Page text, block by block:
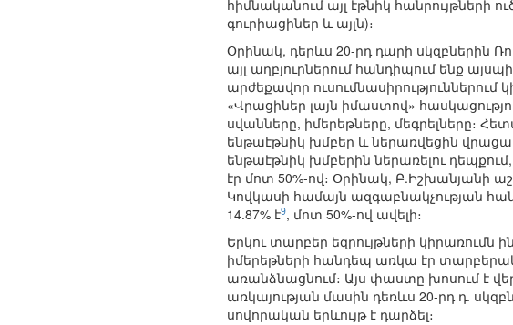
հիմնականում այլ էթնիկ
գուրիացիներ և այլն)։
Օրինակ, դերևս 20-րդ դարի սկզբներին
այլ աղբյուրներում հանդիպում ենք
արժեքավոր ուսումնասիրություններում
«Վրացիներ լայն իմաստով»
սվանները, իմերեթները, մեգրելները։
ենթաէթնիկ խմբեր և ներառվեցին
ենթաէթնիկ խմբերին ներառելու
էր մոտ 50%-ով։ Օրինակ, Բ.Իշխանյանի
Կովկասի համայն ազգաբնակչության
14.87% է9, մոտ 50%-ով ավելի։
Երկու տարբեր եզրույթների կիրառումն
իմերեթների հանդեպ առկա էր
առանձնացնում։ Այս փաստը խոսում է
առկայության մասին դեռևս 20-րդ դ.
սովորական երևույթ է դարձել։